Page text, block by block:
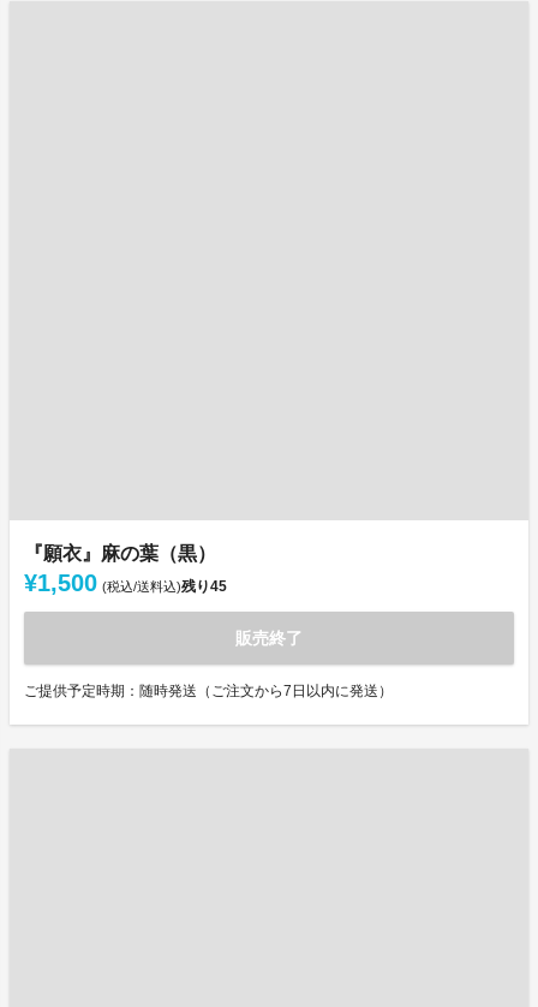
『願衣』麻の葉（黒）
¥1,500 (税込/送料込)残り45
販売終了
ご提供予定時期：随時発送（ご注文から7日以内に発送）